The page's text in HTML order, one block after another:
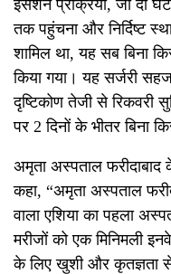
इंसर्शन प्रक्रिया, जो दो
तक पहुंचना और निर्दिष्ट
शामिल था, यह सब बिना
किया गया। यह सर्जरी
दृष्टिकोण तेजी से रिकवरी
पर 2 दिनों के भीतर बिना
अमृता अस्पताल
कहा, “अमृता अस्पताल
वाला एशिया का पहला
मरीजों को एक मिनिमली
के लिए खुशी और कृतज्ञता से